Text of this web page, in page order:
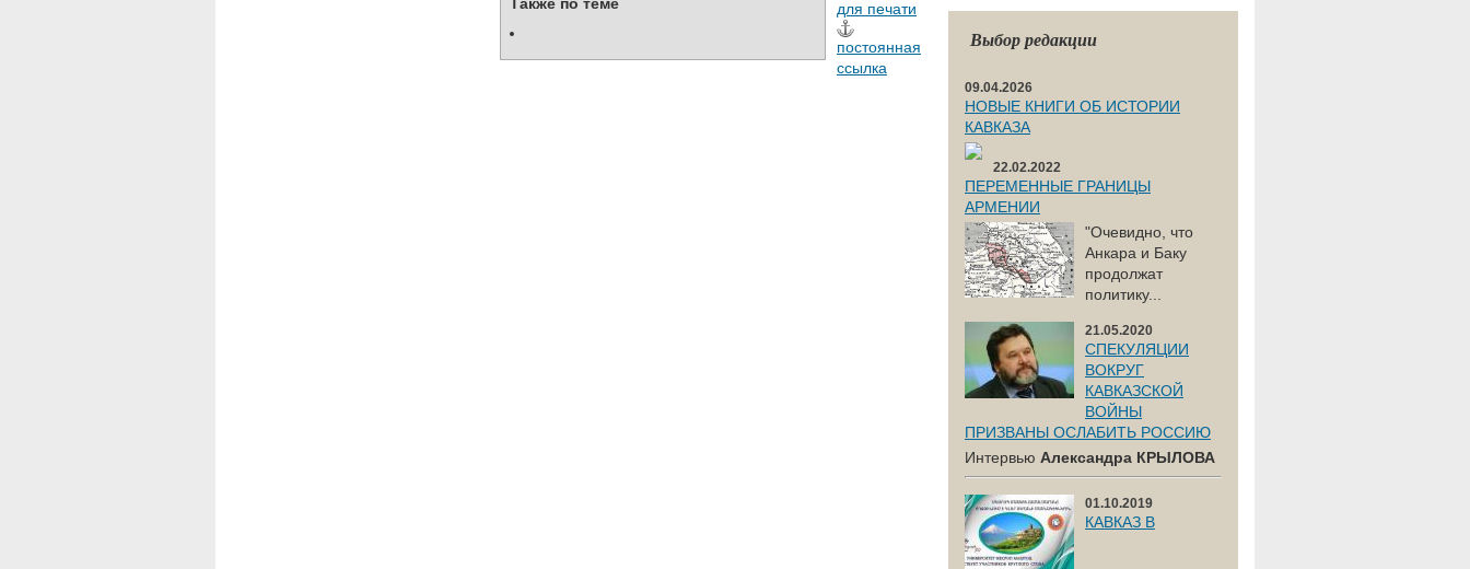
для печати
постоянная
ссылка
Выбор редакции
09.04.2026
НОВЫЕ КНИГИ ОБ ИСТОРИИ
КАВКАЗА
22.02.2022
ПЕРЕМЕННЫЕ ГРАНИЦЫ
АРМЕНИИ
"Очевидно, что
Анкара и Баку
продолжат
политику...
21.05.2020
СПЕКУЛЯЦИИ
ВОКРУГ
КАВКАЗСКОЙ
ВОЙНЫ
ПРИЗВАНЫ ОСЛАБИТЬ РОССИЮ
Интервью Александра КРЫЛОВА
01.10.2019
КАВКАЗ В